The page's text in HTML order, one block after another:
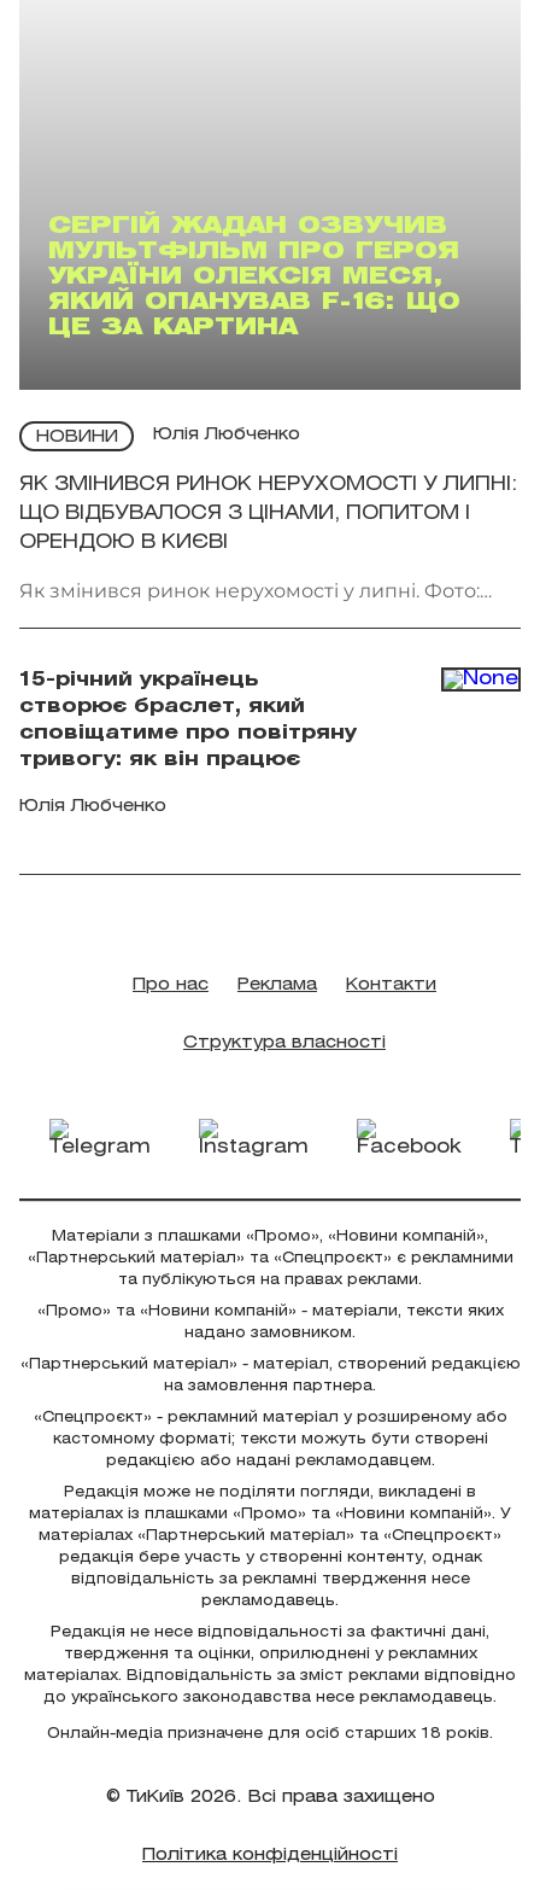
СЕРГІЙ ЖАДАН ОЗВУЧИВ
МУЛЬТФІЛЬМ ПРО ГЕРОЯ
УКРАЇНИ ОЛЕКСІЯ МЕСЯ,
ЯКИЙ ОПАНУВАВ F-16: ЩО
ЦЕ ЗА КАРТИНА
НОВИНИ Юлія Любченко
ЯК ЗМІНИВСЯ РИНОК НЕРУХОМОСТІ У ЛИПНІ:
ЩО ВІДБУВАЛОСЯ З ЦІНАМИ, ПОПИТОМ І
ОРЕНДОЮ В КИЄВІ
Як змінився ринок нерухомості у липні. Фото:
15-річний українець
створює браслет, який
сповіщатиме про повітряну
тривогу: як він працює
Юлія Любченко
Про нас Реклама Контакти
Структура власності
Матеріали з плашками «Промо», «Новини компаній»,
«Партнерський матеріал» та «Спецпроєкт» є рекламними
та публікуються на правах реклами.
«Промо» та «Новини компаній» - матеріали, тексти яких
надано замовником.
«Партнерський матеріал» - матеріал, створений редакцією
на замовлення партнера.
«Спецпроєкт» - рекламний матеріал у розширеному або
кастомному форматі; тексти можуть бути створені
редакцією або надані рекламодавцем.
Редакція може не поділяти погляди, викладені в
матеріалах із плашками «Промо» та «Новини компаній». У
матеріалах «Партнерський матеріал» та «Спецпроєкт»
редакція бере участь у створенні контенту, однак
відповідальність за рекламні твердження несе
рекламодавець.
Редакція не несе відповідальності за фактичні дані,
твердження та оцінки, оприлюднені у рекламних
матеріалах. Відповідальність за зміст реклами відповідно
до українського законодавства несе рекламодавець.
Онлайн-медіа призначене для осіб старших 18 років.
© ТиКиїв 2026. Всі права захищено
Політика конфіденційності